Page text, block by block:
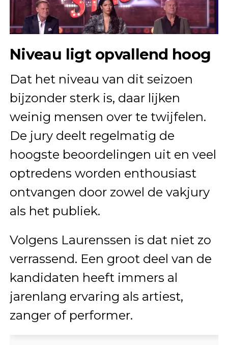
Niveau ligt opvallend hoog
Dat het niveau van dit seizoen
bijzonder sterk is, daar lijken
weinig mensen over te twijfelen.
De jury deelt regelmatig de
hoogste beoordelingen uit en veel
optredens worden enthousiast
ontvangen door zowel de vakjury
als het publiek.
Volgens Laurenssen is dat niet zo
verrassend. Een groot deel van de
kandidaten heeft immers al
jarenlang ervaring als artiest,
zanger of performer.